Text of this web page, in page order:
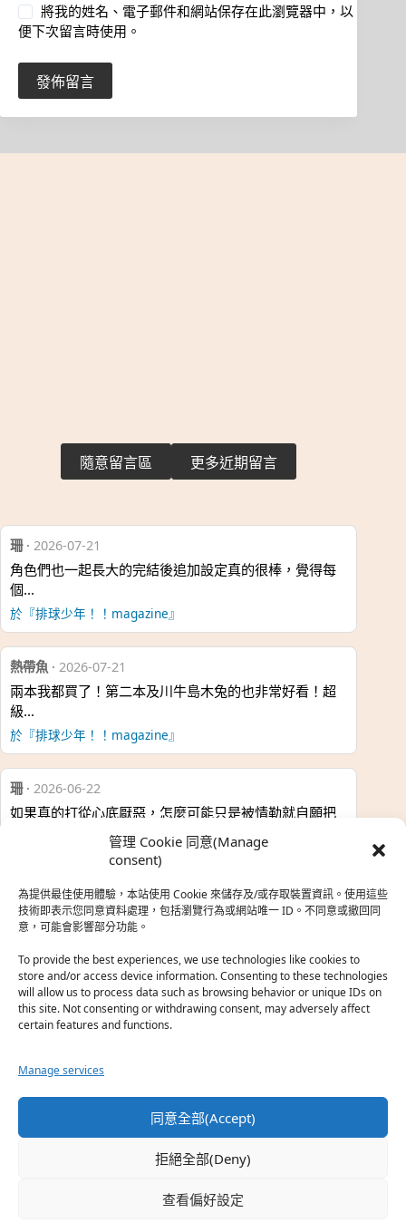
管理 Cookie 同意(Manage
consent)
為提供最佳使用體驗，本站使用 Cookie 來儲存及/或存取裝置資訊。使用這些
技術即表示您同意資料處理，包括瀏覽行為或網站唯一 ID。不同意或撤回同
意，可能會影響部分功能。
To provide the best experiences, we use technologies like cookies to
store and/or access device information. Consenting to these technologies
will allow us to process data such as browsing behavior or unique IDs on
this site. Not consenting or withdrawing consent, may adversely affect
certain features and functions.
Manage services
同意全部(Accept)
拒絕全部(Deny)
查看偏好設定
將我的姓名、電子郵件和網站保存在此瀏覽器中，以
便下次留言時使用。
發佈留言
隨意留言區 更多近期留言
珊· 2026-07-21
角色們也一起長大的完結後追加設定真的很棒，覺得每
個…
於『排球少年！！magazine』
熱帶魚 · 2026-07-21
兩本我都買了！第二本及川牛島木兔的也非常好看！超
級…
於『排球少年！！magazine』
珊· 2026-06-22
如果真的打從心底厭惡，怎麼可能只是被情勒就自願把
熱帶魚·2026-06-22
之前看到網路上有人說灰二自私情勒大家陪他圓夢，但
真…
於『強風吹拂』
珊·2026-06-18
第…
於『白領羽球部』